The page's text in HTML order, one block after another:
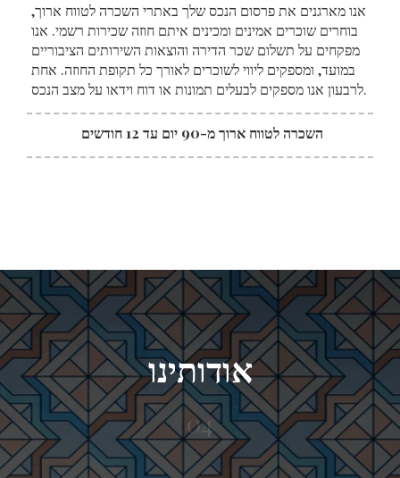
אנו מארגנים את פרסום הנכס שלך באתרי השכרה לטווח ארוך,
בוחרים שוכרים אמינים ומכינים איתם חוזה שכירות רשמי. אנו
מפקחים על תשלום שכר הדירה והוצאות השירותים הציבוריים
במועד, ומספקים ליווי לשוכרים לאורך כל תקופת החוזה. אחת
לרבעון אנו מספקים לבעלים תמונות או דוח וידאו על מצב הנכס.
השכרה לטווח ארוך מ-90 יום עד 12 חודשים
אודותינו
04